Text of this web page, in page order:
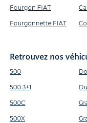
Fourgon FIAT
Fourgonnette FIAT
Retrouvez nos
500
500 3+1
500C
500X